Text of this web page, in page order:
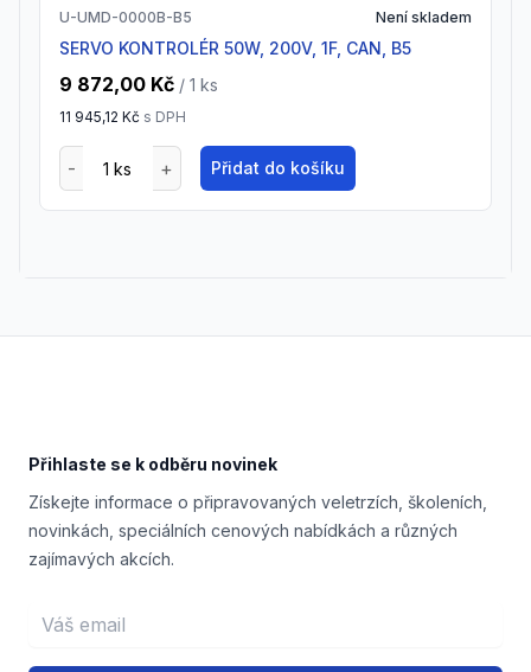
U-UMD-0000B-B5 Není skladem
SERVO KONTROLÉR 50W, 200V, 1F, CAN, B5
9 872,00 Kč / 1 ks
11 945,12 Kč s DPH
Přidat do košíku
Přihlaste se k odběru novinek
Získejte informace o připravovaných veletrzích, školeních,
novinkách, speciálních cenových nabídkách a různých
zajímavých akcích.
Email address